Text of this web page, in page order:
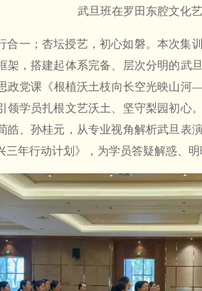
武旦班在罗田东腔文化
合一；杏坛授艺，初心如磐。本次集
架，搭建起体系完备、层次分明的武
政党课《根植沃土枝向长空光映山
领学员扎根文艺沃土、坚守梨园初心
皓、孙桂元，从专业视角解析武旦表
三年行动计划》，为学员答疑解惑、